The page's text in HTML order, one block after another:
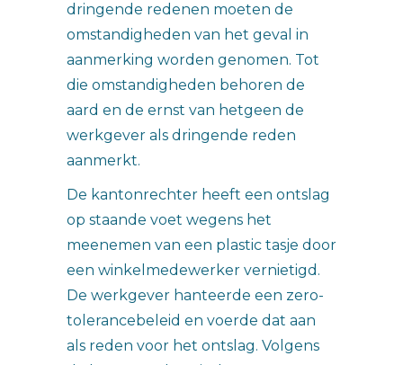
dringende redenen moeten de
omstandigheden van het geval in
aanmerking worden genomen. Tot
die omstandigheden behoren de
aard en de ernst van hetgeen de
werkgever als dringende reden
aanmerkt.
De kantonrechter heeft een ontslag
op staande voet wegens het
meenemen van een plastic tasje door
een winkelmedewerker vernietigd.
De werkgever hanteerde een zero-
tolerancebeleid en voerde dat aan
als reden voor het ontslag. Volgens